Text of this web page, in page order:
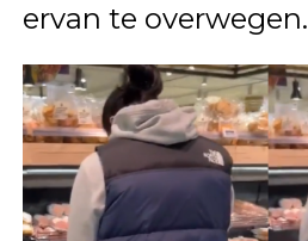
ervan te overwegen.